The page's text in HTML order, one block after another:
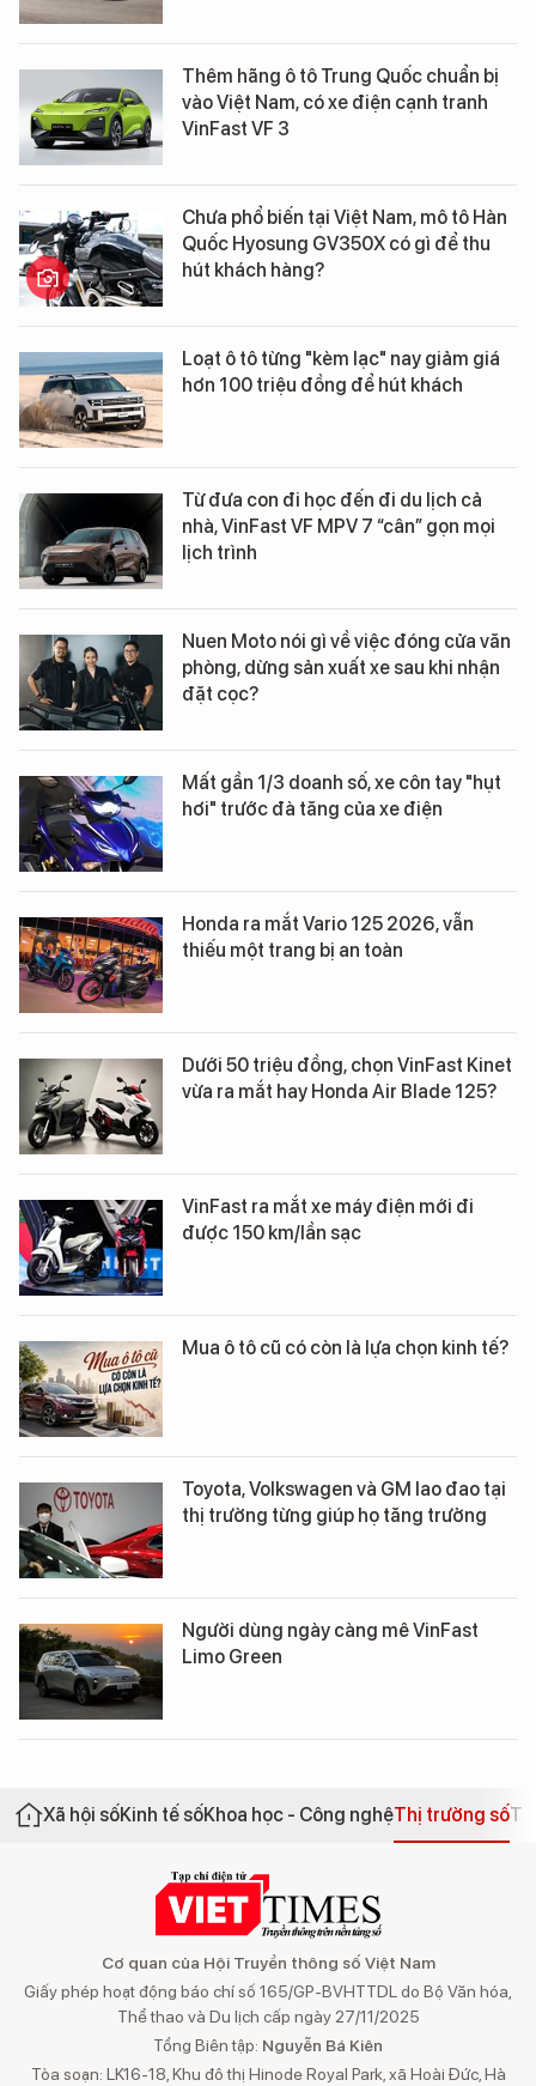
Thêm hãng ô tô Trung Quốc chuẩn bị
vào Việt Nam, có xe điện cạnh tranh
VinFast VF 3
Chưa phổ biến tại Việt Nam, mô tô Hàn
Quốc Hyosung GV350X có gì để thu
hút khách hàng?
Loạt ô tô từng "kèm lạc" nay giảm giá
hơn 100 triệu đồng để hút khách
Từ đưa con đi học đến đi du lịch cả
nhà, VinFast VF MPV 7 “cân” gọn mọi
lịch trình
Nuen Moto nói gì về việc đóng cửa văn
phòng, dừng sản xuất xe sau khi nhận
đặt cọc?
Mất gần 1/3 doanh số, xe côn tay "hụt
hơi" trước đà tăng của xe điện
Honda ra mắt Vario 125 2026, vẫn
thiếu một trang bị an toàn
Dưới 50 triệu đồng, chọn VinFast Kinet
vừa ra mắt hay Honda Air Blade 125?
VinFast ra mắt xe máy điện mới đi
được 150 km/lần sạc
Mua ô tô cũ có còn là lựa chọn kinh tế?
Toyota, Volkswagen và GM lao đao tại
thị trường từng giúp họ tăng trưởng
Người dùng ngày càng mê VinFast
Limo Green
Xã hội sốKinh tế sốKhoa học - Công nghệThị trường số
Cơ quan của Hội Truyền thông số Việt Nam
Giấy phép hoạt động báo chí số 165/GP-BVHTTDL do Bộ Văn hóa,
Thể thao và Du lịch cấp ngày 27/11/2025
Tổng Biên tập: Nguyễn Bá Kiên
Tòa soạn: LK16-18, Khu đô thị Hinode Royal Park, xã Hoài Đức, Hà